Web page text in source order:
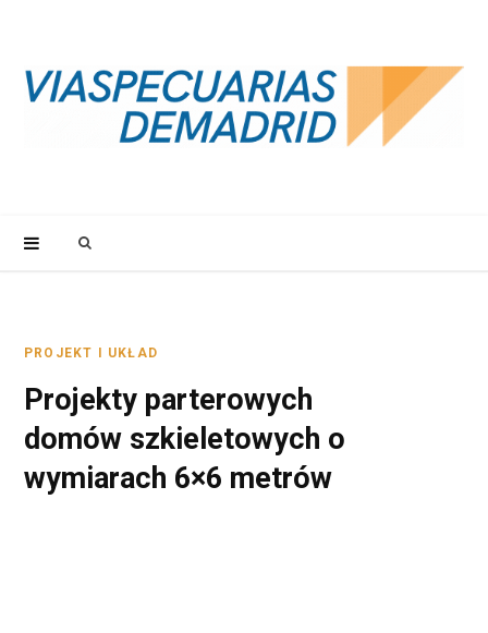
a
r
c
PROJEKT I UKŁAD
Projekty parterowych
domów szkieletowych o
wymiarach 6×6 metrów